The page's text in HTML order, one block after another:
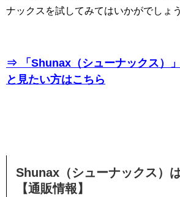
ナックスを試してみてはいかがでしょう
⇒ 「Shunax（シューナックス）
と見たい方はこちら
Shunax（シューナックス）
【通販情報】